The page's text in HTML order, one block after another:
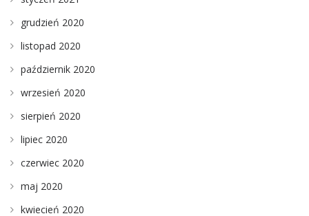
grudzień 2020
listopad 2020
październik 2020
wrzesień 2020
sierpień 2020
lipiec 2020
czerwiec 2020
maj 2020
kwiecień 2020